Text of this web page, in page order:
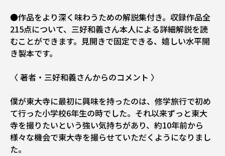
●作品をより深く味わうための解説集付き。収録作品全
215点について、三好和義さん本人による詳細解説を読
むことができます。見開きで固定できる、嬉しい水平開
き製本です。
〈 著者・三好和義さんからのコメント 〉
僕が東大寺に最初に興味を持ったのは、修学旅行で初め
て行った小学校6年生の時でした。それ以来ずっと東大
寺を撮りたいという強い気持ちがあり、約10年前から
様々な機会で東大寺を撮らせていただくようになりまし
た。